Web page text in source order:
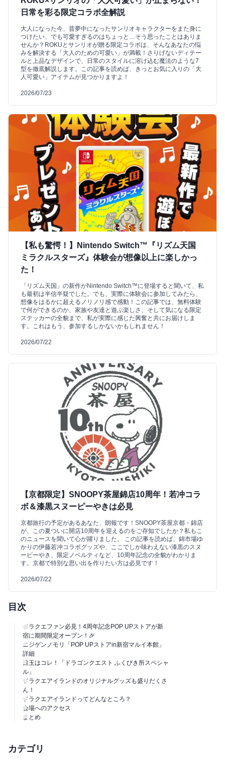
日常を彩る限定コラボ全解説
大人になった今、昔夢中になったサンリオキャラクターをまた身に
つけたい、でも可愛すぎるのはちょっと…そう思ったことはありま
せんか？ROKUとサンリオが贈る限定コラボは、そんなあなたの悩
みを解決する「大人のための可愛い」が満載！さりげないディテー
ルと上品なデザインで、日常のスタイルに溶け込む魔法のような7
型を徹底解説します。この記事を読めば、きっとお気に入りの「大
人可愛い」アイテムが見つかりますよ！
2026/07/23
【私も驚愕！】Nintendo Switch™『リズム天国
ミラクルスターズ』体験会が想像以上に楽しかっ
た！
「リズム天国」の新作がNintendo Switch™に登場すると聞いて、私
も最初は半信半疑でした。でも、実際に体験会に参加してみたら、
想像をはるかに超えるノリノリ感で感動！この記事では、無料体験
で何ができるのか、家族や友達と遊ぶ楽しさ、そして気になる限定
ステッカーの全貌まで、私が実際に感じた興奮と共にお届けしま
す。これはもう、参加するしかないかもしれません！
2026/07/22
【京都限定】SNOOPY茶屋錦店10周年！若冲コラ
ボ＆漆黒スヌーピーやきは必見
京都旅行の予定があるあなた、朗報です！SNOOPY茶屋京都・錦店
が、この夏ついに開店10周年を迎えるのをご存知でしたか？私もこ
のニュースを聞いて心が躍りました。 この記事を読めば、錦市場ゆ
かりの伊藤若冲コラボグッズや、ここでしか味わえない漆黒のスヌ
ーピーやき、限定ノベルティなど、10周年記念の全貌がわかりま
す。京都で特別な思い出を作りたい方は必見です！
2026/07/22
目次
ドラクエファン必見！4周年記念POP UPストアが新
宿に期間限定オープン！🎉
ニジゲンノモリ「POP UPストアin新宿マルイ本館」
詳細
目玉はコレ！「ドラゴンクエスト ふくびき所スペシャ
ル」
ドラクエアイランドのオリジナルグッズも盛りだくさ
ん！
ドラクエアイランドってどんなところ？
会場へのアクセス
まとめ
カテゴリ